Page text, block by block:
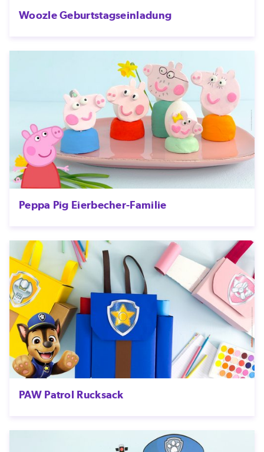
Woozle Geburtstagseinladung
Peppa Pig Eierbecher-Familie
PAW Patrol Rucksack